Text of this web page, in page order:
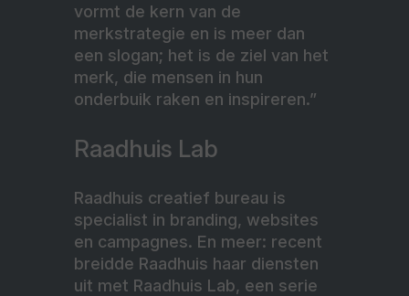
vormt de kern van de
merkstrategie en is meer dan
een slogan; het is de ziel van het
merk, die mensen in hun
onderbuik raken en inspireren.”
Raadhuis Lab
Raadhuis creatief bureau is
specialist in branding, websites
en campagnes. En meer: recent
breidde Raadhuis haar diensten
uit met Raadhuis Lab, een serie